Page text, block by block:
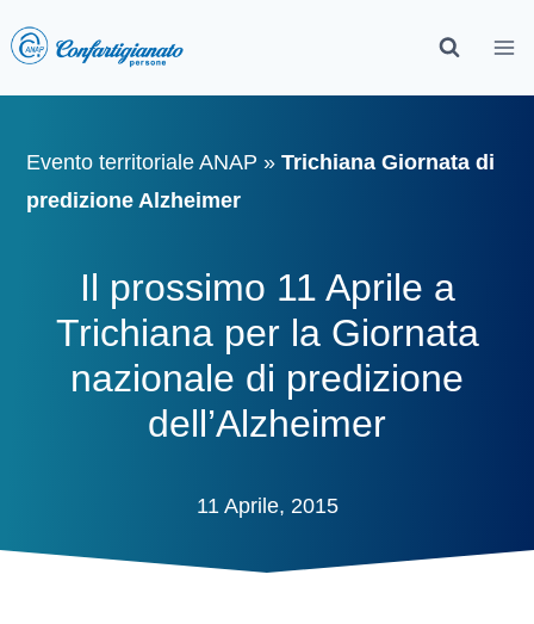
Evento territoriale ANAP »Trichiana Giornata di
predizione Alzheimer
Il prossimo 11 Aprile a
Trichiana per la Giornata
nazionale di predizione
dell’Alzheimer
11 Aprile, 2015